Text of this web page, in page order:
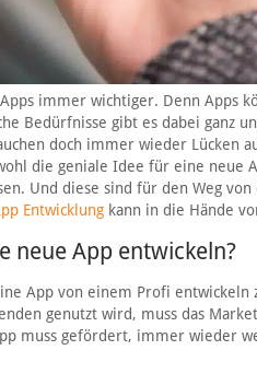
immer wichtiger. Denn Apps
Bedürfnisse gibt es dabei ganz
doch immer wieder Lücken
die geniale Idee für eine neue
Und diese sind für den Weg
Entwicklungkann in die Hände
neue App entwickeln?
App von einem Profi entwickeln
genutzt wird, muss das
muss gefördert, immer wieder